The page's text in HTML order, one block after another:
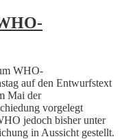
WHO-
auf den Entwurfstext
Mai der
vorgelegt
jedoch bisher unter
in Aussicht gestellt.